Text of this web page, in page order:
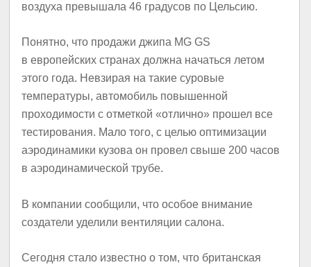
воздуха превышала 46 градусов по Цельсию.
Понятно, что продажи джипа MG GS
в европейских странах должна начаться летом
этого года. Невзирая на такие суровые
температуры, автомобиль повышенной
проходимости с отметкой «отлично» прошел все
тестирования. Мало того, с целью оптимизации
аэродинамики кузова он провел свыше 200 часов
в аэродинамической трубе.
В компании сообщили, что особое внимание
создатели уделили вентиляции салона.
Сегодня стало известно о том, что британская